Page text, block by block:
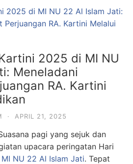
2025 di MI NU
Meneladani
RA. Kartini
· APRIL 21, 2025
pagi yang sejuk dan
upacara peringatan Hari
MI NU 22 Al Islam Jati. Tepat